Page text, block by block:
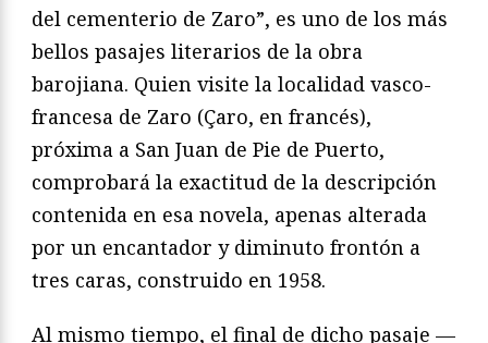
del cementerio de Zaro”, es uno de los más
bellos pasajes literarios de la obra
barojiana. Quien visite la localidad vasco-
francesa de Zaro (Çaro, en francés),
próxima a San Juan de Pie de Puerto,
comprobará la exactitud de la descripción
contenida en esa novela, apenas alterada
por un encantador y diminuto frontón a
tres caras, construido en 1958.
Al mismo tiempo, el final de dicho pasaje —